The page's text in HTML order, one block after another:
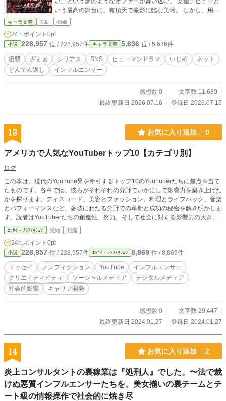
いう最高の舞台に、有頂天で撮影に臨む美玲。 しかし、用意
されたセットは「あの日」の教室そのもので… 撮影が進むに
者の最期の言葉を囁き始める。 何者かが、自分のすべてを知
っている。 極限状態に追い詰められた美玲は、次第にカリス
マの仮面を脱ぎ捨て、醜い本性を露呈させていく。 その様子
が、すべて隠し撮りされ、全世界に生配信されているとも知
らずに。 承認欲求の化身となった女が、最も欲した「世間か
された、残酷で美しい「公開処刑」の結末とは────？
キャラ文芸 完結 短編
24h.ポイント 0pt
小説 228,957 位 / 228,957件 キャラ文芸 5,636 位 / 5,636件
復讐 ざまぁ シリアス SNS ヒューマンドラマ いじめ
ネット
どんでん返し
インフルエンサー
感想数 0
文字数 11,639
最終更新日 2026.07.16
登録日 2026.07.15
13 お気に入り追加 0
アメリカで人気なYouTuberトップ10【カテゴリ別】
ログ
この本は、現代のYouTube界を牽引するトップ10のYouTuberたちに焦点を当て
たものです。各章では、彼らがそれぞれの分野でいかにして影響力を築き上げた
かを探ります。ディスコード、美容とファッション、料理とライフハック、音楽
とパフォーマンスなど、多岐にわたる分野での革新と成功の秘密を解き明かしま
す。読者はYouTuberたちの創造性、努力、そして社会に対する影響力の大きさ
を深く理解することができるでしょう。それぞれの章では、彼らのキャリアの始
まりから現在に至るまでの旅路、障害と成功、社会やファンとの関係などが詳細
に描かれています。この本は、エンターテイメントとデジタルメディアに興味の
ある人々にとって、貴重なインサイトを提供します。
ｴｯｾｲ・ﾉﾝﾌｨｸｼｮﾝ 完結 短編
24h.ポイント 0pt
小説 228,957 位 / 228,957件 ｴｯｾｲ・ﾉﾝﾌｨｸｼｮﾝ 8,869 位 / 8,869件
エッセイ ノンフィクション YouTube
インフルエンサー
クリエイティビティ
ソーシャルメディア
デジタルメディア
社会的影響
キャリア開発
感想数 0
文字数 29,447
最終更新日 2024.01.27
登録日 2024.01.27
14 お気に入り追加 2
炎上コンサルタントの裏稼業は『処刑人』でした。〜法で裁
けぬ悪質インフルエンサーたちを、美女揃いの裏チームとチ
ート級の情報操作で社会的に焼き尽